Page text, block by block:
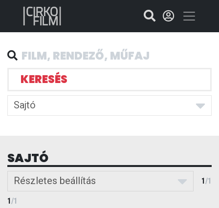
KERESÉS
Sajtó
SAJTÓ
Részletes beállítás 1/1
1/1